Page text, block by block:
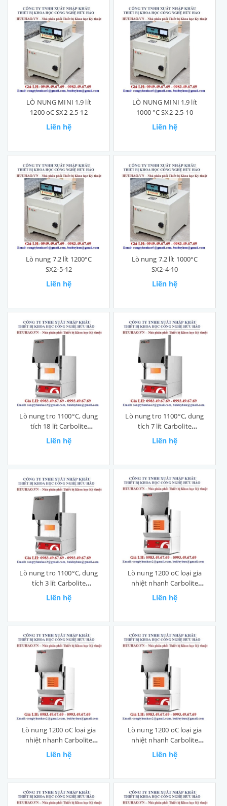
LÒ NUNG MINI 1,9 lít
1200 oC SX2-2.5-12
Liên hệ
LÒ NUNG MINI 1,9 lít
1000 °C SX2-2.5-10
Liên hệ
Lò nung 7.2 lít 1200°C
SX2-5-12
Liên hệ
Lò nung 7.2 lít 1000°C
SX2-4-10
Liên hệ
Lò nung tro 1100°C, dung
tích 18 lít Carbolite
AAF11/18
Liên hệ
Lò nung tro 1100°C, dung
tích 7 lít Carbolite
AAF11/7
Liên hệ
Lò nung tro 1100°C, dung
tích 3 lít Carbolite
AAF11/3
Liên hệ
Lò nung 1200 oC loại gia
nhiệt nhanh Carbolite
RWF 12/23
Liên hệ
Lò nung 1200 oC loại gia
nhiệt nhanh Carbolite
RWF 12/13
Liên hệ
Lò nung 1200 oC loại gia
nhiệt nhanh Carbolite
RWF 12/5
Liên hệ